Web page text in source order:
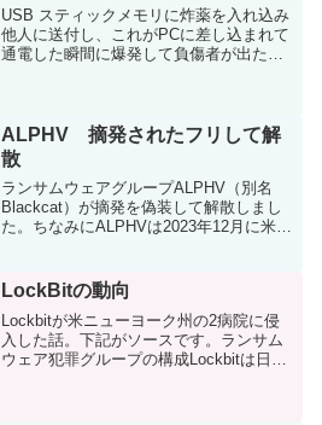
USB スティックメモリに炸薬を入れ込み
他人に送付し、これがPCに差し込まれて
通電した瞬間に爆発して負傷者が出たと
ALPHV 摘発されたフリして解
散
ランサムウェアグループALPHV（別名
Blackcat）が摘発を偽装して解散しまし
た。ちなみにALPHVは2023年12月に米
に摘発されたとのこと。ALPHVのサイ...
LockBitの動向
Lockbitが米ニューヨーク州の2病院に侵
入した話。下記がソースです。ランサム
ウェア犯罪グループの構成Lockbitは日本